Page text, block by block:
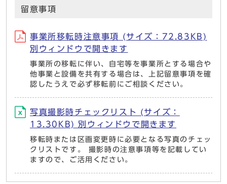
留意事項
事業所移転時注意事項 (サイズ：72.83KB)
別ウィンドウで開きます
事業所の移転に伴い、自宅等を事業所とする場合や
他事業と設備を共有する場合は、上記留意事項を確
認したうえで必ず移転前にご相談ください。
写真撮影時チェックリスト (サイズ：
13.30KB) 別ウィンドウで開きます
移転時または区画変更時に必要となる写真のチェッ
クリストです。 撮影時の注意事項等を記載してい
ますので、ご活用ください。